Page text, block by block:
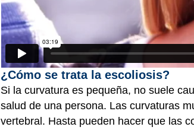
¿Cómo se trata la escoliosis?
Si la curvatura es pequeña, no suele
salud de una persona. Las curvaturas
vertebral. Hasta pueden hacer que las